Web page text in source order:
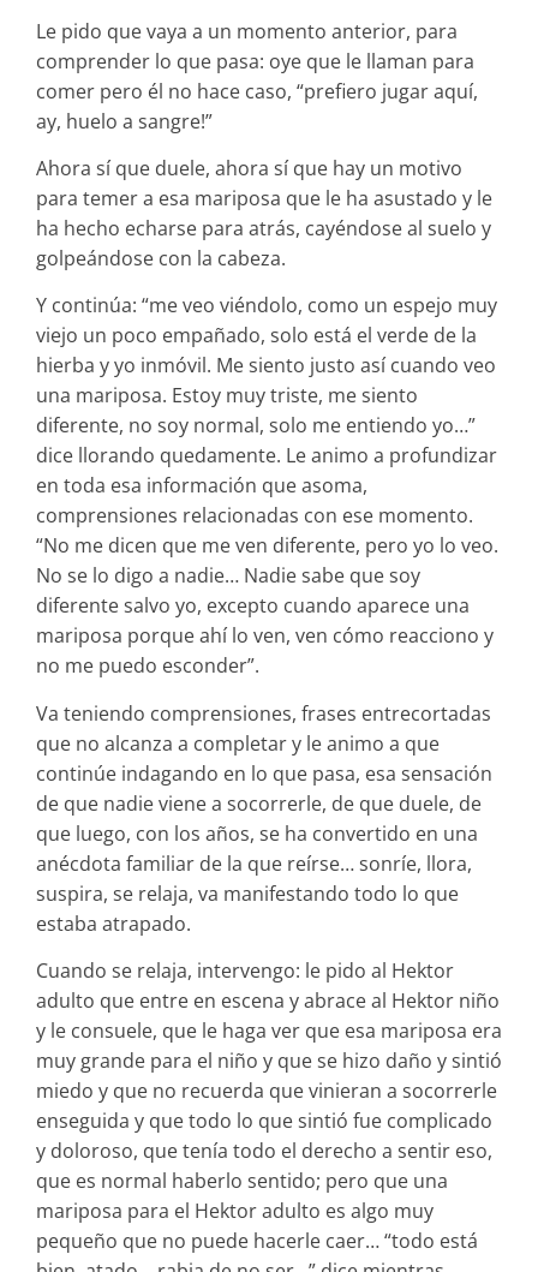
Le pido que vaya a un momento anterior, para
comprender lo que pasa: oye que le llaman para
comer pero él no hace caso, “prefiero jugar aquí,
ay, huelo a sangre!”
Ahora sí que duele, ahora sí que hay un motivo
para temer a esa mariposa que le ha asustado y le
ha hecho echarse para atrás, cayéndose al suelo y
golpeándose con la cabeza.
Y continúa: “me veo viéndolo, como un espejo muy
viejo un poco empañado, solo está el verde de la
hierba y yo inmóvil. Me siento justo así cuando veo
una mariposa. Estoy muy triste, me siento
diferente, no soy normal, solo me entiendo yo…”
dice llorando quedamente. Le animo a profundizar
en toda esa información que asoma,
comprensiones relacionadas con ese momento.
“No me dicen que me ven diferente, pero yo lo veo.
No se lo digo a nadie… Nadie sabe que soy
diferente salvo yo, excepto cuando aparece una
mariposa porque ahí lo ven, ven cómo reacciono y
no me puedo esconder”.
Va teniendo comprensiones, frases entrecortadas
que no alcanza a completar y le animo a que
continúe indagando en lo que pasa, esa sensación
de que nadie viene a socorrerle, de que duele, de
que luego, con los años, se ha convertido en una
anécdota familiar de la que reírse… sonríe, llora,
suspira, se relaja, va manifestando todo lo que
estaba atrapado.
Cuando se relaja, intervengo: le pido al Hektor
adulto que entre en escena y abrace al Hektor niño
y le consuele, que le haga ver que esa mariposa era
muy grande para el niño y que se hizo daño y sintió
miedo y que no recuerda que vinieran a socorrerle
enseguida y que todo lo que sintió fue complicado
y doloroso, que tenía todo el derecho a sentir eso,
que es normal haberlo sentido; pero que una
mariposa para el Hektor adulto es algo muy
pequeño que no puede hacerle caer… “todo está